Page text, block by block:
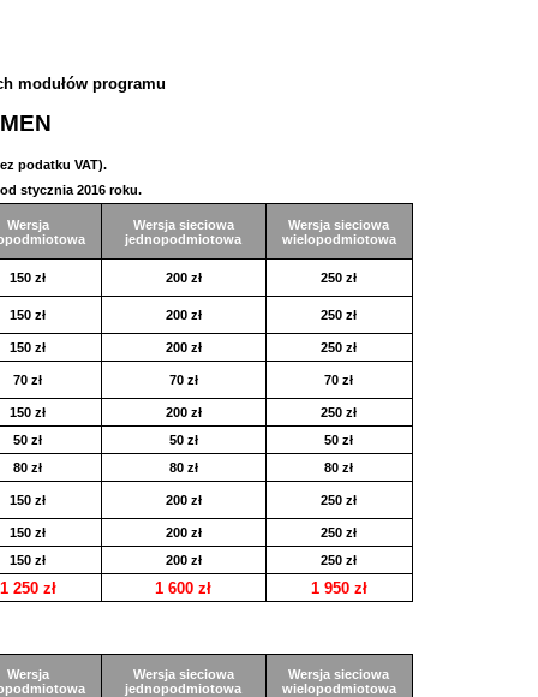
modułów programu
podatku VAT).
stycznia 2016 roku.
Wersja
Wersja sieciowa
jednopodmiotowa
Wersja sieciowa
wielopodmiotowa
150 zł 200 zł 250 zł
150 zł 200 zł 250 zł
150 zł 200 zł 250 zł
70 zł 70 zł 70 zł
150 zł 200 zł
250 zł
50 zł
50 zł
50 zł
80 zł
80 zł 80 zł
150 zł 200 zł 250 zł
150 zł 200 zł
250 zł
150 zł
200 zł 250 zł
1 250 zł 1 600 zł 1 950 zł
Wersja
Wersja sieciowa
jednopodmiotowa
Wersja sieciowa
wielopodmiotowa